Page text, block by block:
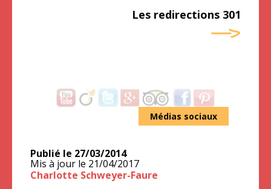
Les redirections 301
Médias sociaux
Publié le 27/03/2014
Mis à jour le 21/04/2017
Charlotte Schweyer-Faure